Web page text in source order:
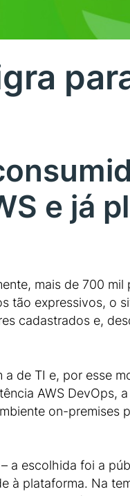
e já
mais de 700
tão expressivos, o
cadastrados e,
de TI e, por esse
AWS DevOps,
on-premises
a escolhida foi a
à plataforma. Na